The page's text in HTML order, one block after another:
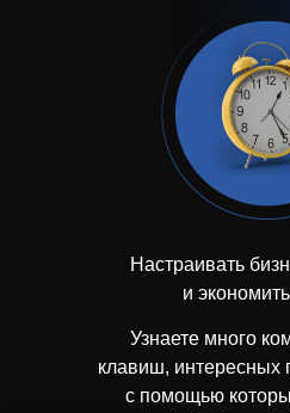
Настраивать
и
Узнаете много
клавиш, интересных
с помощью